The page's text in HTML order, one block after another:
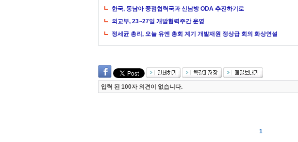
한국, 동남아 중점협력국과 신남방 ODA 추진하기로
외교부, 23~27일 개발협력주간 운영
정세균 총리, 오늘 유엔 총회 계기 개발재원 정상급 회의 화상연설
입력 된 100자 의견이 없습니다.
1